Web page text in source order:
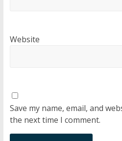
Website
Save my name, email, and
the next time I comment.